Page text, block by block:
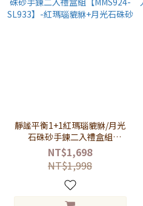
靜謐平衡1+1紅瑪瑙貔貅/月光
石硃砂手鍊二入禮盒組
【MMS924-SL933】-紅瑪瑙貔
貅+月光石硃砂
NT$1,698
NT$1,998